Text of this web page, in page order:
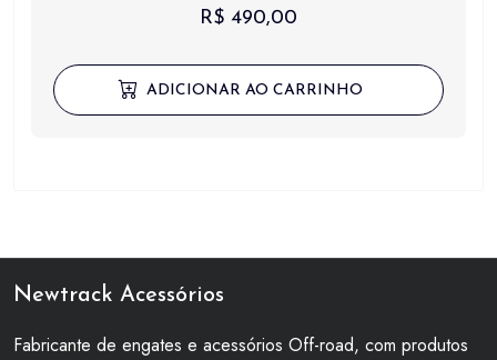
R$ 490,00
ADICIONAR AO CARRINHO
Newtrack Acessórios
Fabricante de engates e acessórios Off-road, com produtos